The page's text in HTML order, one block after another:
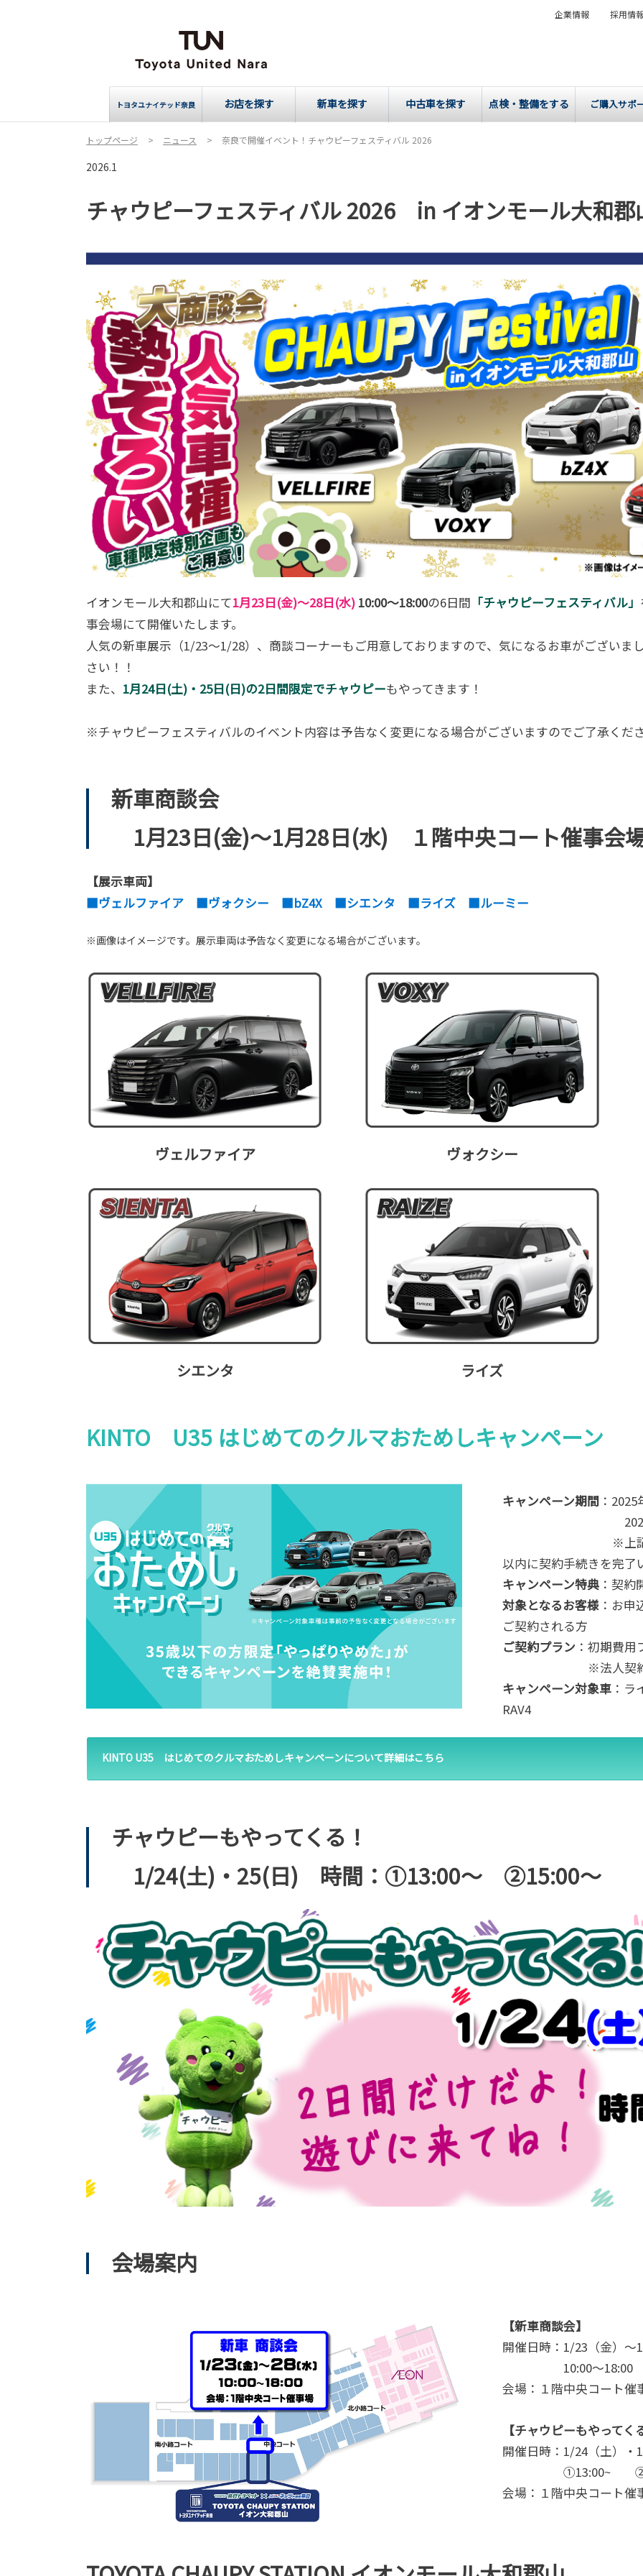
トヨタユナイテッド奈良 お店を探す 新車を探す 中古車を探す 点検・整備をする ご購入サポ
企業情報 採用情
トップページ ニュース 奈良で開催イベント！チャウピーフェスティバル 2026
2026.1
チャウピーフェスティバル 2026 in イオンモール大和郡
イオンモール大和郡山にて1月23日(金)～28日(水) 10:00～18:00の6日間 「チャウピーフェスティバル」
事会場にて開催いたします。
人気の新車展示（1/23～1/28）、商談コーナーもご用意しておりますので、気になるお車がございま
さい！！
また、 1月24日(土)・25日(日)の2日間限定でチャウピーもやってきます！
※チャウピーフェスティバルのイベント内容は予告なく変更になる場合がございますのでご了承くだ
新車商談会
1月23日(金)～1月28日(水) １階中央コート催事会
【展示車両】
■ヴェルファイア ■ヴォクシー ■bZ4X ■シエンタ ■ライズ ■ルーミー
※画像はイメージです。展示車両は予告なく変更になる場合がございます。
ヴェルファイア ヴォクシー
シエンタ ライズ
KINTO U35 はじめてのクルマおためしキャンペーン
キャンペーン期間：2025
2026年4月30
※上記期間内に
以内に契約手続きを完了
キャンペーン特典：契約
対象となるお客様：お申
ご契約される方
ご契約プラン ：初期費
※法人契約は
キャンペーン対象車：ラ
RAV4
KINTO U35 はじめてのクルマおためしキャンペーンについて詳細はこちら
チャウピーもやってくる！
1/24(土)・25(日) 時間：①13:00～ ②15:00～
会場案内
【新車商談会】
開催日時：1/23（金）～
10:00～18:00
会場：１階中央コート催
【チャウピーもやってく
開催日時：1/24（土）・
①13:00~
会場：１階中央コート催